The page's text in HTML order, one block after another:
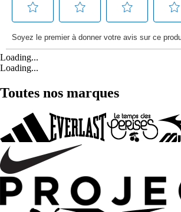
Loading...
Loading...
Toutes nos marques